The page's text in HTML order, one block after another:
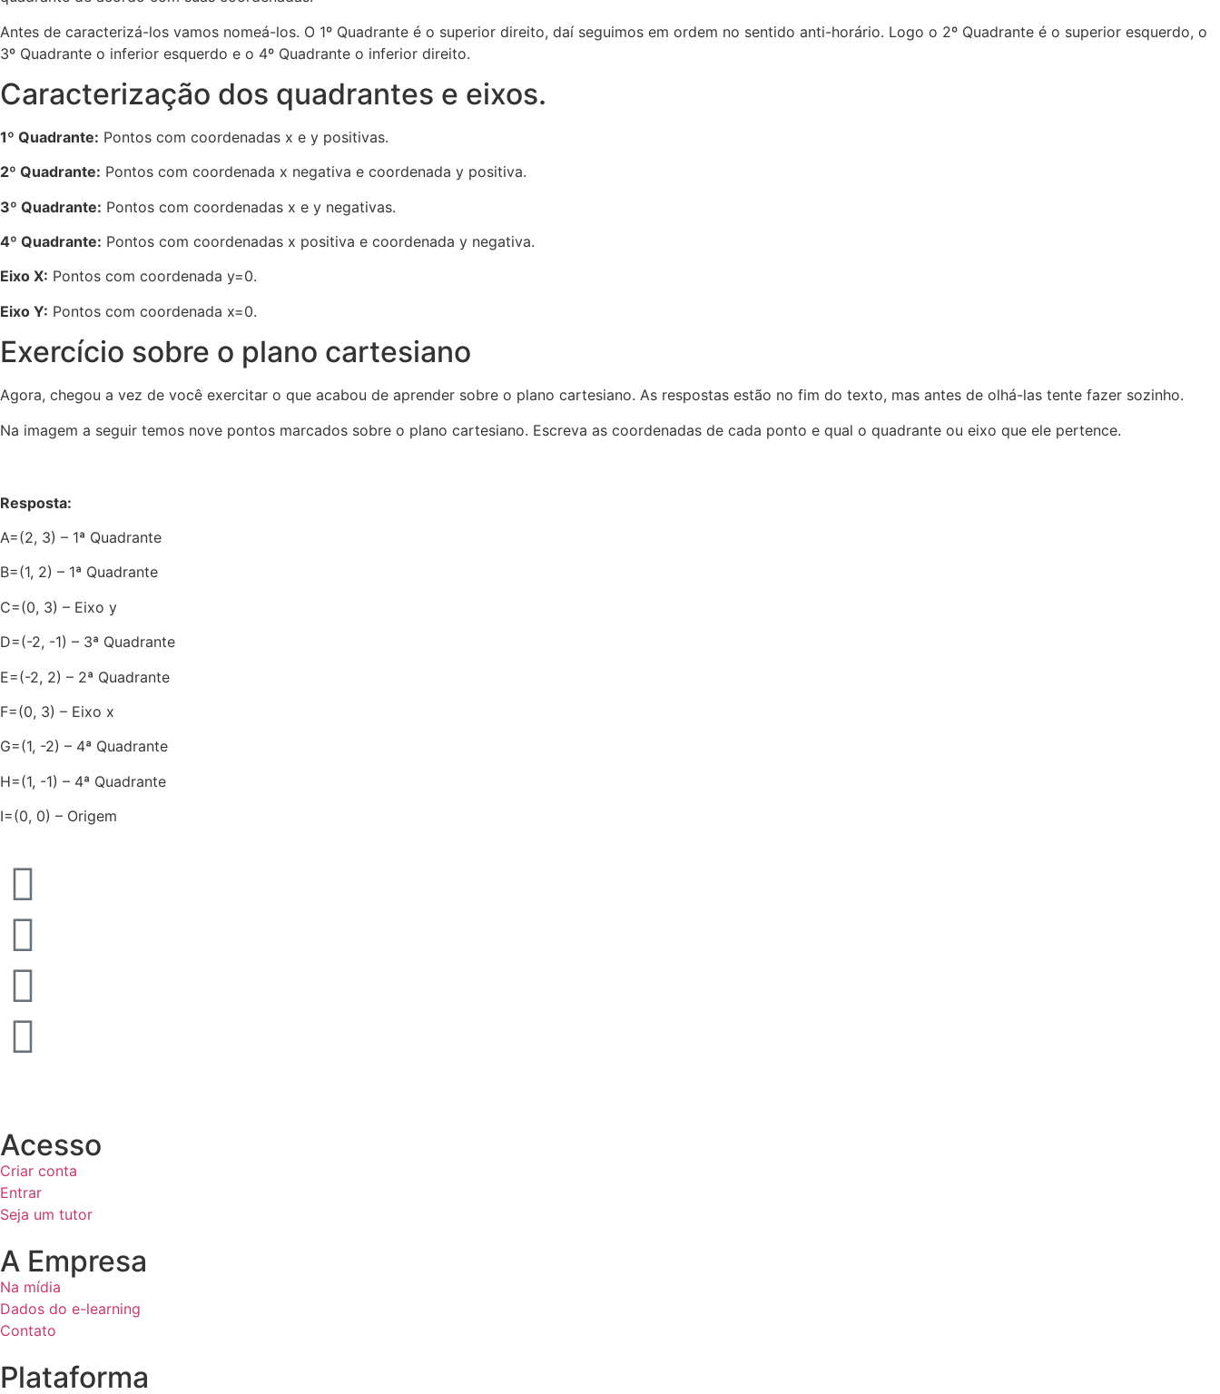
Antes de caracterizá-los vamos nomeá-los. O 1º Quadrante é o superior direito, daí seguimos em ordem no sentido anti-horário. Logo o 2º Quadrante é o superior esquerdo, o
3º Quadrante o inferior esquerdo e o 4º Quadrante o inferior direito.
Caracterização dos quadrantes e eixos.
1º Quadrante: Pontos com coordenadas x e y positivas.
2º Quadrante: Pontos com coordenada x negativa e coordenada y positiva.
3º Quadrante: Pontos com coordenadas x e y negativas.
4º Quadrante: Pontos com coordenadas x positiva e coordenada y negativa.
Eixo X: Pontos com coordenada y=0.
Eixo Y: Pontos com coordenada x=0.
Exercício sobre o plano cartesiano
Agora, chegou a vez de você exercitar o que acabou de aprender sobre o plano cartesiano. As respostas estão no fim do texto, mas antes de olhá-las tente fazer sozinho.
Na imagem a seguir temos nove pontos marcados sobre o plano cartesiano. Escreva as coordenadas de cada ponto e qual o quadrante ou eixo que ele pertence.
Resposta:
A=(2, 3) – 1ª Quadrante
B=(1, 2) – 1ª Quadrante
C=(0, 3) – Eixo y
D=(-2, -1) – 3ª Quadrante
E=(-2, 2) – 2ª Quadrante
F=(0, 3) – Eixo x
G=(1, -2) – 4ª Quadrante
H=(1, -1) – 4ª Quadrante
I=(0, 0) – Origem
Acesso
Criar conta
Entrar
Seja um tutor
A Empresa
Na mídia
Dados do e-learning
Contato
Plataforma